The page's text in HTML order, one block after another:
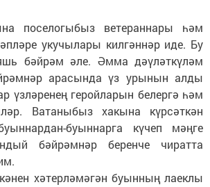
поселогыбыз ветераннары һәм
укучылары килгәннәр иде. Бу
бәйрәм әле. Әмма дәүләткүләм
арасында үз урынын алды
үзләренең геройларын белергә һәм
Ватаныбыз хакына күрсәткән
буыннарга күчеп мәңге
бәйрәмнәр беренче чиратта
хәтерләмәгән буынның лаеклы